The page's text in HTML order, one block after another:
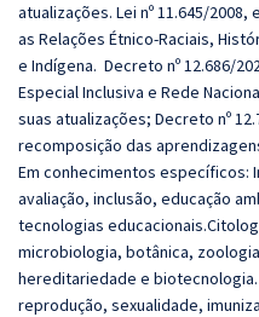
atualizações. Lei nº 11.645/
as Relações Étnico-Raciais,
e Indígena. Decreto nº 12.686/
Especial Inclusiva e Rede
suas atualizações; Decreto nº
recomposição das
Em conhecimentos específicos: I
avaliação, inclusão, educação
tecnologias educacionais.
microbiologia, botânica,
hereditariedade e
reprodução, sexualidade,